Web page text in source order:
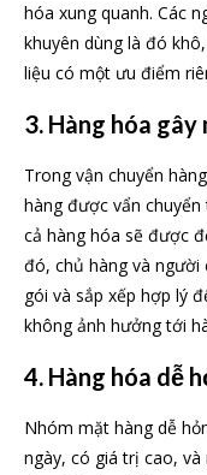
hóa xung quanh. Các
khuyên dùng là đó
liệu có một ưu điểm
3. Hàng hóa gây
Trong vận chuyển
hàng được vẩn
cả hàng hóa sẽ được
đó, chủ hàng và người
gói và sắp xếp hợp lý
không ảnh hưởng tới
4. Hàng hóa dễ
Nhóm mặt hàng dễ
ngày, có giá trị cao,